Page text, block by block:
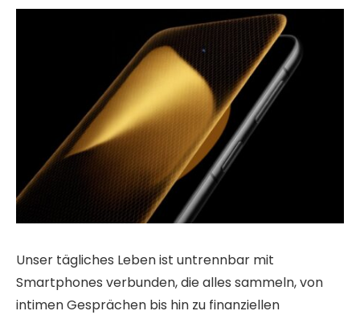
Unser tägliches Leben ist untrennbar mit
Smartphones verbunden, die alles sammeln, von
intimen Gesprächen bis hin zu finanziellen